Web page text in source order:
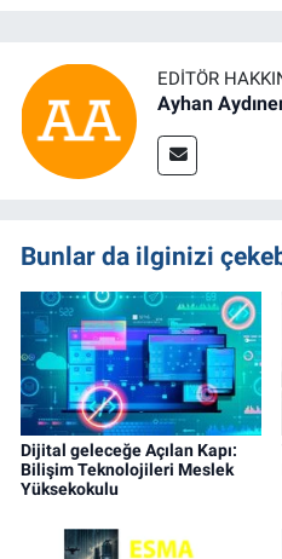
EDITÖR
Ayhan
Bunlar da ilginizi
Dijital geleceğe Açılan Kapı:
Bilişim Teknolojileri Meslek
Yüksekokulu